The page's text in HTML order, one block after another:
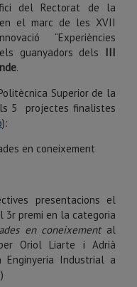
del Rectorat de la
el marc de les XVII
“Experiències
guanyadors dels
III
.
Superior de la
5 projectes finalistes
):
en coneixement
presentacions el
3r premi en la categoria
en coneixemental
Oriol Liarte i Adrià
Industrial a